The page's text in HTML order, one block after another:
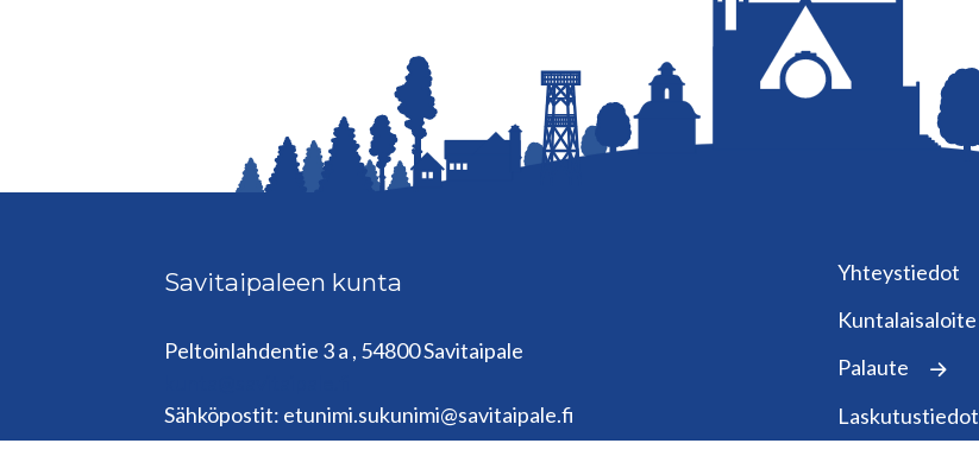
Savitaipaleen kunta
Peltoinlahdentie 3 a , 54800 Savitaipale
Sähköpostit: etunimi.sukunimi@savitaipale.fi
Yhteystiedot
Kuntalaisaloite
Palaute
Laskutustiedot